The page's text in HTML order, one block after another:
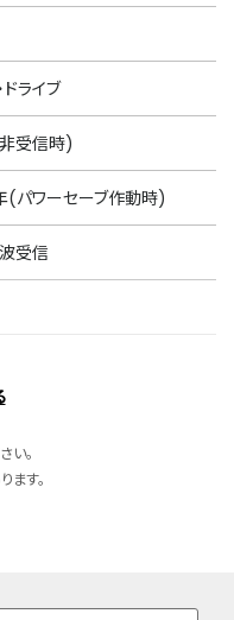
ライブ
受信時)
(パワーセーブ作動時)
受信
ウム
シュタイプ
い。
す。